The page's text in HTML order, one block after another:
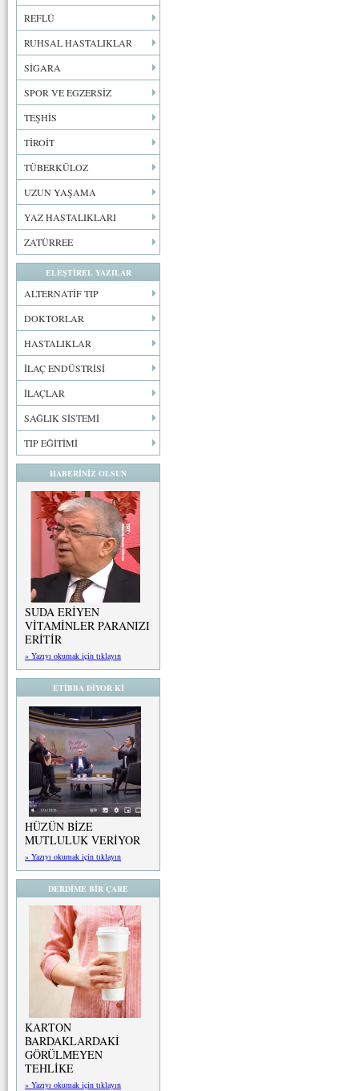
REFLÜ
RUHSAL HASTALIKLAR
SİGARA
SPOR VE EGZERSİZ
TEŞHİS
TİROİT
TÜBERKÜLOZ
UZUN YAŞAMA
YAZ HASTALIKLARI
ZATÜRREE
ELEŞTİREL YAZILAR
ALTERNATİF TIP
DOKTORLAR
HASTALIKLAR
İLAÇ ENDÜSTRİSİ
İLAÇLAR
SAĞLIK SİSTEMİ
TIP EĞİTİMİ
HABERİNİZ OLSUN
SUDA ERİYEN
VİTAMİNLER PARANIZI
ERİTİR
» Yazıyı okumak için tıklayın
ETİBBA DİYOR Kİ
HÜZÜN BİZE
MUTLULUK VERİYOR
» Yazıyı okumak için tıklayın
DERDİME BİR ÇARE
KARTON
BARDAKLARDAKİ
GÖRÜLMEYEN
TEHLİKE
» Yazıyı okumak için tıklayın